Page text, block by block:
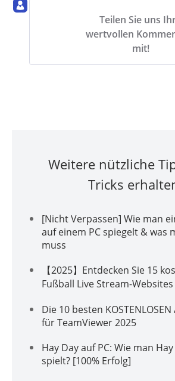
Teilen Sie uns
wertvollen
mit!
Weitere nützliche
Tricks
[Nicht Verpassen] Wie man
auf einem PC spiegelt & was
muss
【2025】Entdecken Sie 15
Fußball Live Stream-Websites
Die 10 besten
für TeamViewer 2025
Hay Day auf PC: Wie man
spielt? [100% Erfolg]